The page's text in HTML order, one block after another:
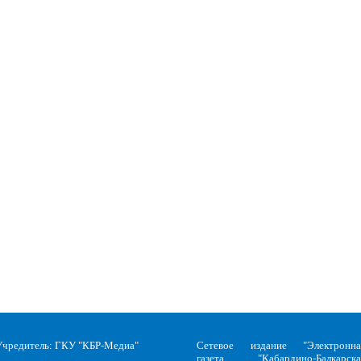
ГКУ "КБР-Медиа"
Сетевое издание
газета "Кабардино-